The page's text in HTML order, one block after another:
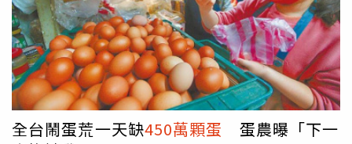
全台鬧蛋荒一天缺450萬顆蛋 蛋農曝「下一